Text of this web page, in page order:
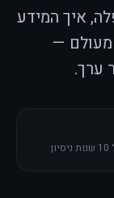
איך המידע
—
ערך.